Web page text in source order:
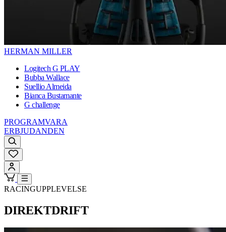
HERMAN MILLER
Logitech G PLAY
Bubba Wallace
Suellio Almeida
Bianca Bustamante
G challenge
PROGRAMVARA
ERBJUDANDEN
RACINGUPPLEVELSE
DIREKTDRIFT